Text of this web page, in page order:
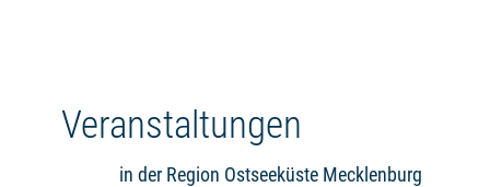
Veranstaltungen
in der Region Ostseeküste Mecklenburg